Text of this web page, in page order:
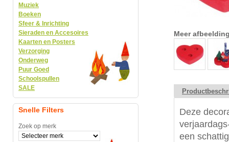
Meer
Deze
een
Muziek
Boeken
Sfeer & Inrichting
Sieraden en Accesoires
Kaarten en Posters
Verzorging
Onderweg
Puur Goed
Schoolspullen
SALE
Snelle Filters
Zoek op merk